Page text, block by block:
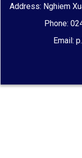
Address: Nghiem
Phone:
Email: